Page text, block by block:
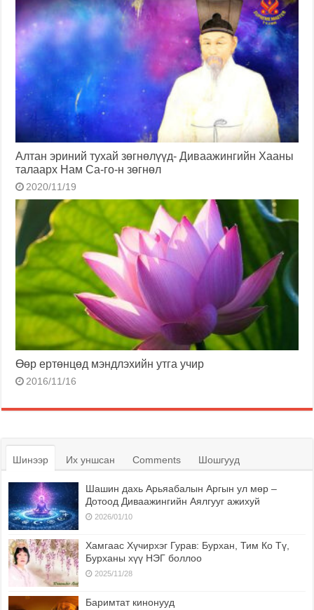
Алтан эриний тухай зөгнөлүүд- Диваажингийн Хааны
талаарх Нам Са-го-н зөгнөл
2020/11/19
Өөр ертөнцөд мэндлэхийн утга учир
2016/11/16
Шинээр Их уншсан Comments Шошгууд
Шашин дахь Арьяабалын Аргын ул мөр –
Дотоод Диваажингийн Аялгууг ажихуй
2026/01/10
Хамгаас Хүчирхэг Гурав: Бурхан, Тим Ко Тү,
Бурханы хүү НЭГ боллоо
2025/11/28
Баримтат кинонууд